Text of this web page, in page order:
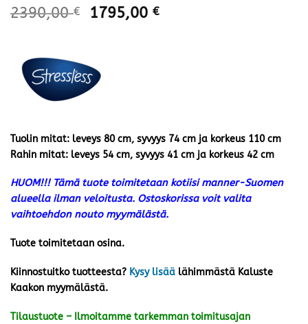
2390,00€ 1795,00€
Tuolin mitat: leveys 80 cm, syvyys 74 cm ja korkeus 110 cm
Rahin mitat: leveys 54 cm, syvyys 41 cm ja korkeus 42 cm
HUOM!!! Tämä tuote toimitetaan kotiisi manner-Suomen
alueella ilman veloitusta. Ostoskorissa voit valita
vaihtoehdon nouto myymälästä.
Tuote toimitetaan osina.
Kiinnostuitko tuotteesta? Kysy lisää lähimmästä Kaluste
Kaakon myymälästä.
Tilaustuote – Ilmoitamme tarkemman toimitusajan